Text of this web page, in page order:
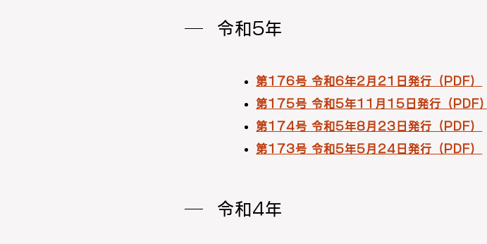
令和5年
第176号 令和6年2月21日発行（PDF）
第175号 令和5年11月15日発行（PDF）
第174号 令和5年8月23日発行（PDF）
第173号 令和5年5月24日発行（PDF）
令和4年